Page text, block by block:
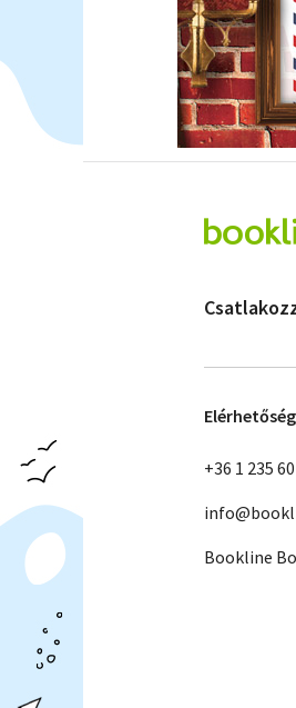
+36 1 235
Bookline